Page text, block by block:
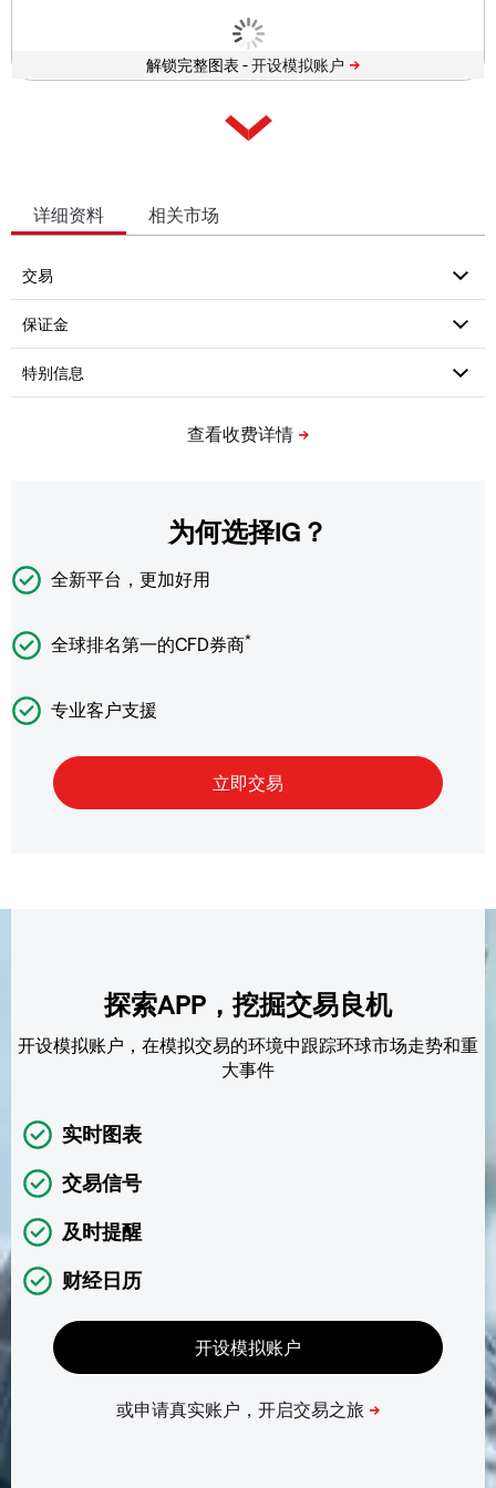
解锁完整图表 -
详细资料 相关市场
为何选择IG？
全新平台，更加好用
全球排名第一的CFD券商*
专业客户支援
探索APP，挖掘交易良机
开设模拟账户，在模拟交易的环境中跟踪环球市场走势和重
大事件
实时图表
交易信号
及时提醒
财经日历